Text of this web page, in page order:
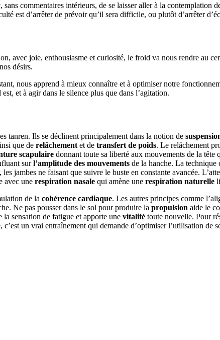
commentaires intérieurs, de se laisser aller à la contemplation
est d’arrêter de prévoir qu’il sera difficile, ou plutôt d’arrêter
avec joie, enthousiasme et curiosité, le froid va nous rendre au
désirs.
nous apprend à mieux connaître et à optimiser notre
et à agir dans le silence plus que dans l’agitation.
tanren. Ils se déclinent principalement dans la notion de
que de relâchement et de transfert de poids. Le relâchement
scapulaire donnant toute sa liberté aux mouvements de la
surl’amplitude des mouvements de la hanche. La technique
les jambes ne faisant que suivre le buste en constante avancée.
avec une respiration nasale qui amène une respiration naturelle
de la cohérence cardiaque. Les autres principes comme
Ne pas pousser dans le sol pour produire la propulsion aide le
sensation de fatigue et apporte une vitalité toute nouvelle. Pour
, c’est un vrai entraînement qui demande d’optimiser l’utilisation de